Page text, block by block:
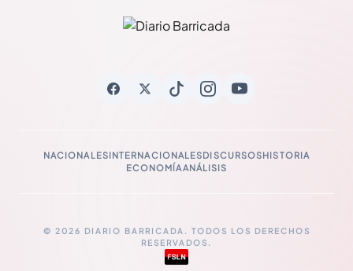
NACIONALESINTERNACIONALESDISCURSOSHISTORIA
ECONOMÍAANÁLISIS
© 2026 DIARIO BARRICADA. TODOS LOS DERECHOS
RESERVADOS.